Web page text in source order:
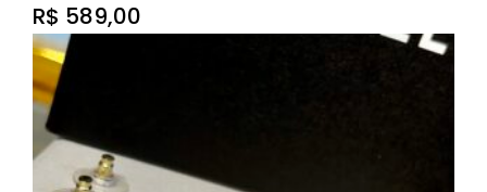
R$ 589,00